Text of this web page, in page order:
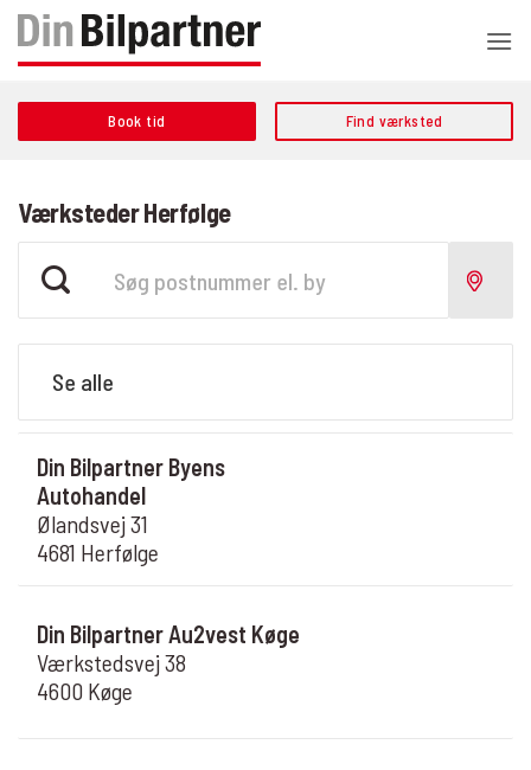
Fortsæt
indhold
Book tid Find værksted
Værksteder Herfølge
Din Bilpartner Byens
Autohandel
Ølandsvej 31
4681 Herfølge
Din Bilpartner Au2vest Køge
Værkstedsvej 38
4600 Køge